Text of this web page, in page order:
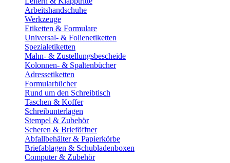
Arbeitshandschuhe
Werkzeuge
Etiketten & Formulare
Universal- & Folienetiketten
Spezialetiketten
Mahn- & Zustellungsbescheide
Kolonnen- & Spaltenbücher
Adressetiketten
Formularbücher
Rund um den Schreibtisch
Taschen & Koffer
Schreibunterlagen
Stempel & Zubehör
Scheren & Brieföffner
Abfallbehälter & Papierkörbe
Briefablagen & Schubladenboxen
Computer & Zubehör